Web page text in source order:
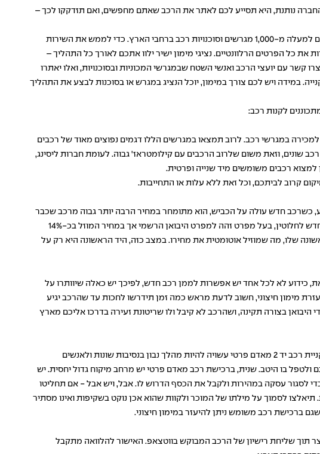
נותנת, היא תסייע לכם לאתר את הרכב שאתם מחפשים, ואם תזדקקו לכך –
החברה מעניקה את השירות האטרקטיבי הזה לכם ולכל לקוחותיה באמצעות יועצי מימון הרכב שלה ובזכות שיתופי הפעולה שלה עם למעלה מ-1,000 מגרשים וסוכנויות רכב ברחבי הארץ. כדי לממש את השירות
כל הפרטים הרלוונטיים. נציגי מימון ישיר ילוו אתכם לאורך כל התהליך –
קשר עם יועצי הרכב ואנשי השטח שבמגרשי המכוניות ובסוכנויות, ואלו יאתרו
במידה ויש לכם צורך במימון, יוכל הנציג במגרש או בסוכנות לבצע את התהליך
לקנות רכב:
למכירה במגרשי רכב. לרוב תמצאו במגרשים הללו דגמים נפוצים מאוד של רכבים
שונים, וזאת משום שלרוב הרכבים עם קילומטראז' גבוה. לעומת חברות ליסינג,
למצוא רכבים משומשים מיד שנייה ופרטית.
כשרכב חדש עולה על הכביש, הוא מתומחר במחיר הרבה יותר גבוה מרכב שכבר
נוסע על הכביש כמה שנים או אפילו שנה אחת. עסקת קניית רכב 0 ק"מ מאפשרת לרוכשי הרכב ליהנות מכל העולמות – לקבל רכב חדש לחלוטין, בעל מפרט זהה למפרט היבואן הרשמי אך במחיר המוזל בכ-14%
שלו, מה שמוזיל אוטומטית את מחירו. במצב כזה, היד הראשונה היא רק על
כידוע לא לכל אחד יש אפשרות לממן רכב חדש, לפיכך יש כאלה שיוותרו על
מימון חיצוני, חשוב לדעת מראש כמה זמן תידרשו לחכות עד שהרכב יגיע
בצורה תקינה, ושהרכב לא קיבל ולו שריטונת זעירה בדרכו אליכם מארץ
ישנם אנשים המוותרים מראש על האפשרות של רכישת רכב חדש, ומעדיפים לחפש בשוק הפרטי רכב יד שניה שמתאים לצרכיהם. קניית רכב יד 2 מאדם פרטי עשויה להיות מהלך נבון בנסיבות שונות ולאנשים
בו היטב. שנית, ברכישת רכב מאדם פרטי יש מרחב מיקוח גדול יחסית. יש
לסגור עסקה במהירות ולקבל את הכסף הדרוש לו. אבל, ויש אבל - אם תחליטו
תיאלצו לסמוך על מילתו של המוכר ולקוות שהוא אכן נוקט בשקיפות ואינו מסתיר
ברכישת רכב משומש ניתן להיעזר במימון חיצוני.
תוך שליחת רישיון של הרכב המבוקש בווטצאפ. האישור להלוואה מתקבל